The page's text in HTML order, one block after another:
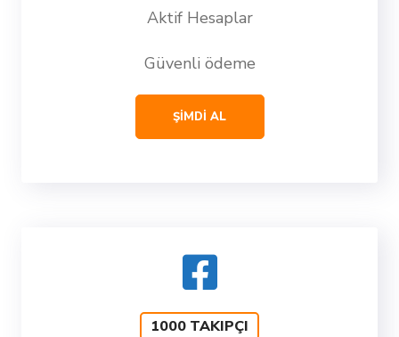
Aktif Hesaplar
Güvenli ödeme
ŞİMDİ AL
1000 TAKIPÇI